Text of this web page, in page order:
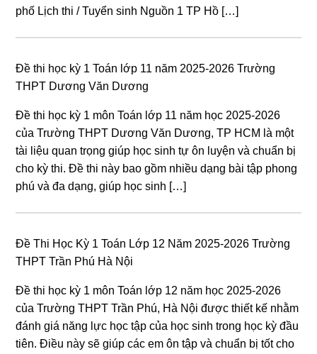
phố Lịch thi / Tuyển sinh Nguồn 1 TP Hồ […]
Đề thi học kỳ 1 Toán lớp 11 năm 2025-2026 Trường
THPT Dương Văn Dương
Đề thi học kỳ 1 môn Toán lớp 11 năm học 2025-2026
của Trường THPT Dương Văn Dương, TP HCM là một
tài liệu quan trọng giúp học sinh tự ôn luyện và chuẩn bị
cho kỳ thi. Đề thi này bao gồm nhiều dạng bài tập phong
phú và đa dạng, giúp học sinh […]
Đề Thi Học Kỳ 1 Toán Lớp 12 Năm 2025-2026 Trường
THPT Trần Phú Hà Nội
Đề thi học kỳ 1 môn Toán lớp 12 năm học 2025-2026
của Trường THPT Trần Phú, Hà Nội được thiết kế nhằm
đánh giá năng lực học tập của học sinh trong học kỳ đầu
tiên. Điều này sẽ giúp các em ôn tập và chuẩn bị tốt cho